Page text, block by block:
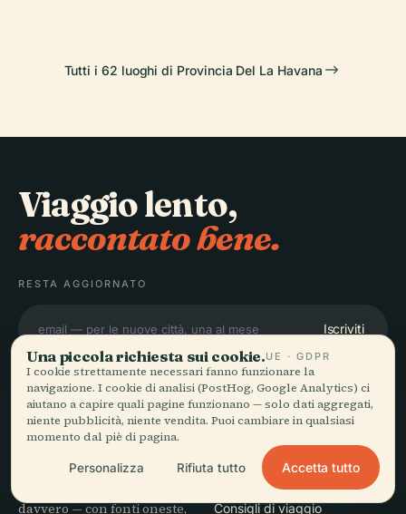
Tutti i 62 luoghi di Provincia Del La Havana
Viaggio lento,
raccontato bene.
RESTA AGGIORNATO
Iscriviti
Audiala
davvero — con fonti oneste,
Destinazioni
Consigli di viaggio
Una piccola richiesta sui cookie.UE · GDPR
I cookie strettamente necessari fanno funzionare la
navigazione. I cookie di analisi (PostHog, Google Analytics) ci
aiutano a capire quali pagine funzionano — solo dati aggregati,
niente pubblicità, niente vendita. Puoi cambiare in qualsiasi
momento dal piè di pagina.
Personalizza Rifiuta tutto Accetta tutto